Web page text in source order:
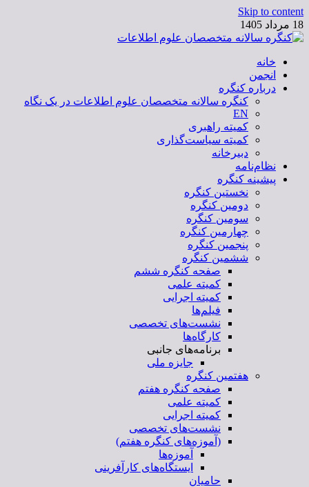
Skip to content
18 مرداد 1405
کنگره سالانه متخصصان علوم اطلاعات
خانه
انجمن
درباره کنگره
کنگره سالانه متخصصان علوم اطلاعات در یک نگاه
EN
کمیته راهبری
کمیته سیاست‌گذاری
دبیرخانه
نظام‌نامه
پیشینه کنگره
نخستین کنگره
دومین کنگره
سومین کنگره
چهارمین کنگره
پنجمین کنگره
ششمین کنگره
صفحه کنگره ششم
کمیته علمی
کمیته اجرایی
فیلم‌ها
نشست‌های تخصصی
کارگاه‌ها
برنامه‌های جانبی
جایزه ملی
هفتمین کنگره
صفحه کنگره هفتم
کمیته علمی
کمیته اجرایی
نشست‌های تخصصی
(آموزه‌های کنگره هفتم)
آموزه‌ها
ایستگاه‌های کارآفرینی
حامیان